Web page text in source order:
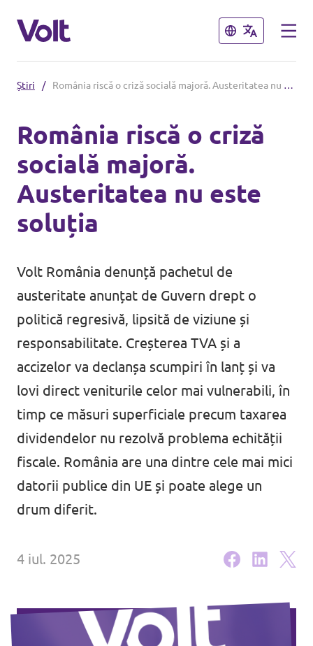
Închide
UE!
Volt Olanda
Volt Germania
Volt Bulgaria
Închide
Politici
Despre Volt
Știri
Agendă
Petiții și inițiative
Știri / România riscă o criză socială majoră. Austeritatea nu este soluția
România riscă o criză
socială majoră.
Austeritatea nu este
soluția
Volt România denunță pachetul de
austeritate anunțat de Guvern drept o
politică regresivă, lipsită de viziune și
responsabilitate. Creșterea TVA și a
accizelor va declanșa scumpiri în lanț și va
lovi direct veniturile celor mai vulnerabili, în
timp ce măsuri superficiale precum taxarea
dividendelor nu rezolvă problema echității
fiscale. România are una dintre cele mai mici
datorii publice din UE și poate alege un
drum diferit.
4 iul. 2025